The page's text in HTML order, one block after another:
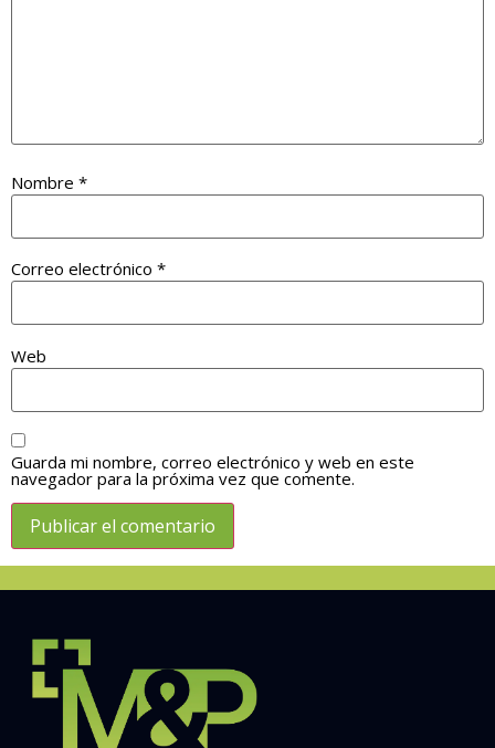
Nombre *
Correo electrónico *
Web
Guarda mi nombre, correo electrónico y web en este
navegador para la próxima vez que comente.